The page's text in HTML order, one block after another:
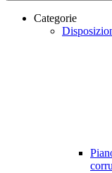
Categorie